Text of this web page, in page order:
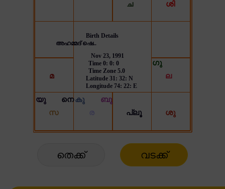
തെക്ക് വടക്ക്